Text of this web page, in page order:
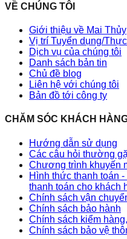
VỀ CHÚNG TÔI
Giới thiệu về Mai Thủy
Vị trí Tuyển dụng/
Dịch vụ của chúng tôi
Danh sách bản tin
Chủ đề blog
Liên hệ với chúng tôi
Bản đồ tới công ty
CHĂM SÓC KHÁCH
Hướng dẫn sử dụng
Các câu hỏi thường
Chương trình khuyến
Hình thức thanh toán
thanh toán cho khách
Chính sách vận
Chính sách bảo hành
Chính sách kiểm
Chính sách bảo vệ